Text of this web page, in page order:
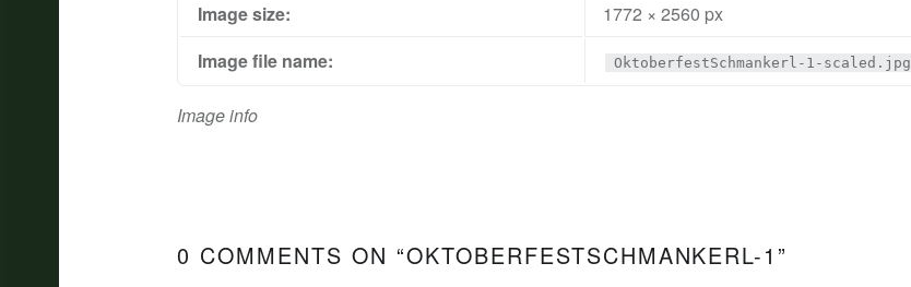
Image info
Image size:
1772 × 2560 px
Image file name:
OktoberfestSchmankerl-1-scaled.jpg
0 COMMENTS ON “OKTOBERFESTSCHMANKERL-1 ”